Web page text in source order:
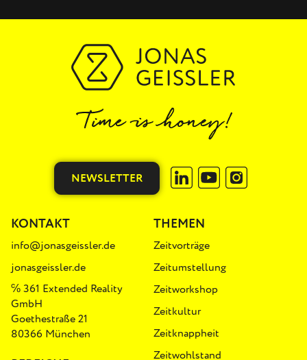
NEWSLETTER
KONTAKT
info@jonasgeissler.de
jonasgeissler.de
℅ 361 Extended Reality
GmbH
Goethestraße 21
80366 München
THEMEN
Zeitvorträge
Zeitumstellung
Zeitworkshop
Zeitkultur
Zeitknappheit
Zeitwohlstand